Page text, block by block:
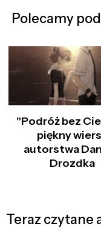
Polecamy
"Podróż bez
piękny
autorstwa
Drozdka
Teraz czytane